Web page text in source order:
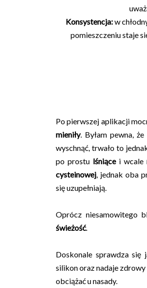
Konsystencja:w
pomieszczeniu staje
Po pierwszej aplikacji
mieniły. Byłam pewna,
wyschnąć, trwało to
po prostu lśniącei wcale
cysteinowej, jednak oba
się uzupełniają.
Oprócz niesamowitego
świeżość.
Doskonale sprawdza się
silikon oraz nadaje zdrowy
obciążać u nasady.